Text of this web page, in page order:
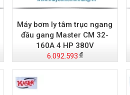
Máy bơm ly tâm trục ngang
đầu gang Master CM 32-
160A 4 HP 380V
6.092.593